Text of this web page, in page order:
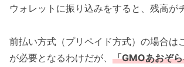
ウォレットに振り込みをすると、残高が
前払い方式（プリペイド方式）の場合は
が必要となるわけだが、 「GMOあおぞ